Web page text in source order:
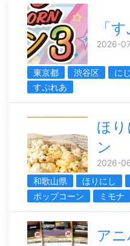
「
2026-
東京都 渋谷区 に
すぷれあ
ほ
ン
2026-
和歌山県
ほりにし
ポップコーン
ミモナ
ア